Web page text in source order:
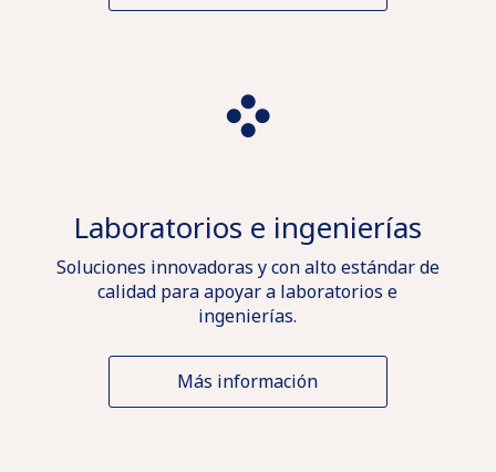
Laboratorios e ingenierías
Soluciones innovadoras y con alto estándar de
calidad para apoyar a laboratorios e
ingenierías.
Más información